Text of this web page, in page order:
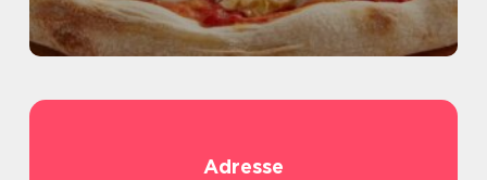
Adresse